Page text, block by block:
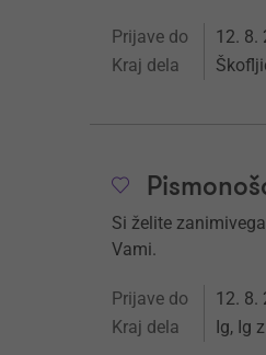
Prijave do 12. 8.
Kraj dela
Si želite
Vami.
Prijave do 12. 8.
Kraj dela Ig, Ig